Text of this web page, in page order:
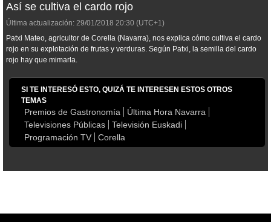
Así se cultiva el cardo rojo
Última actualización: 29/01/2018 20:30 (UTC+1)
Patxi Mateo, agricultor de Corella (Navarra), nos explica cómo cultiva el cardo
rojo en su explotación de frutas y verduras. Según Patxi, la semilla del cardo
rojo hay que mimarla.
SI TE INTERESÓ ESTO, QUIZÁ TE INTERESEN ESTOS OTROS
TEMAS
Premios de Gastronomía
Última Hora Navarra
Televisiones Públicas
Televisión Euskadi
Programación TV
Corella